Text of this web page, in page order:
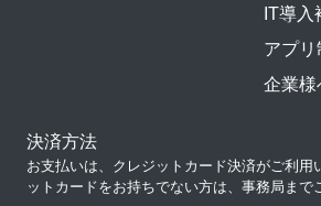
IT導
アプリ
企業様
決済方法
お支払いは、クレジットカード決済がご利用
ットカードをお持ちでない方は、事務局まで